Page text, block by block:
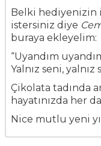
Belki hediyenizin
istersiniz diye
buraya ekleyelim:
“Uyandım
Yalnız seni,
Çikolata tadında
hayatınızda her
Nice mutlu yeni